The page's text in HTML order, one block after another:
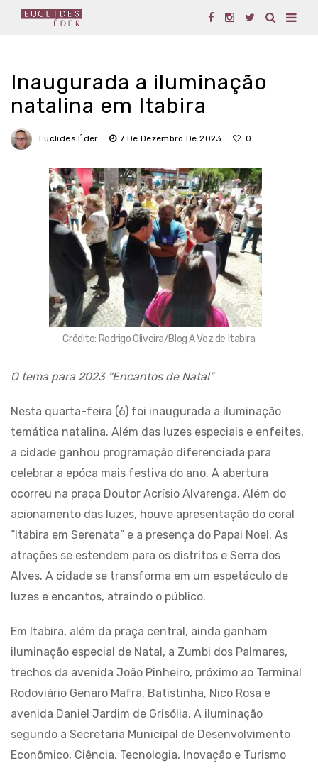
Inaugurada a iluminação
natalina em Itabira
Euclides Éder 7 De Dezembro De 2023 0
Crédito: Rodrigo Oliveira/Blog A Voz de Itabira
O tema para 2023 “Encantos de Natal”
Nesta quarta-feira (6) foi inaugurada a iluminação
temática natalina. Além das luzes especiais e enfeites,
a cidade ganhou programação diferenciada para
celebrar a epóca mais festiva do ano. A abertura
ocorreu na praça Doutor Acrísio Alvarenga. Além do
acionamento das luzes, houve apresentação do coral
“Itabira em Serenata” e a presença do Papai Noel. As
atrações se estendem para os distritos e Serra dos
Alves. A cidade se transforma em um espetáculo de
luzes e encantos, atraindo o público.
Em Itabira, além da praça central, ainda ganham
iluminação especial de Natal, a Zumbi dos Palmares,
trechos da avenida João Pinheiro, próximo ao Terminal
Rodoviário Genaro Mafra, Batistinha, Nico Rosa e
avenida Daniel Jardim de Grisólia. A iluminação
segundo a Secretaria Municipal de Desenvolvimento
Econômico, Ciência, Tecnologia, Inovação e Turismo